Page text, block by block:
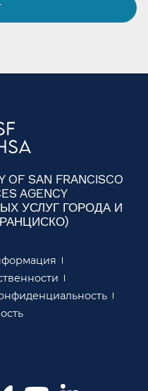
OF SAN FRANCISCO
AGENCY
УСЛУГ ГОРОДА И